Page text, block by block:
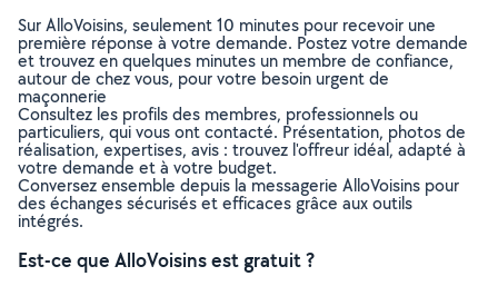
Sur AlloVoisins, seulement 10 minutes pour recevoir une
première réponse à votre demande. Postez votre demande
et trouvez en quelques minutes un membre de confiance,
autour de chez vous, pour votre besoin urgent de
maçonnerie
Consultez les profils des membres, professionnels ou
particuliers, qui vous ont contacté. Présentation, photos de
réalisation, expertises, avis : trouvez l'offreur idéal, adapté à
votre demande et à votre budget.
Conversez ensemble depuis la messagerie AlloVoisins pour
des échanges sécurisés et efficaces grâce aux outils
intégrés.
Est-ce que AlloVoisins est gratuit ?